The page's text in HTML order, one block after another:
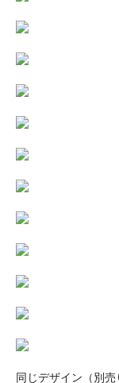
同じデザイン（別